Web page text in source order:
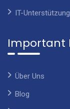
IT-Unterstützung
Important
Über Uns
Blog